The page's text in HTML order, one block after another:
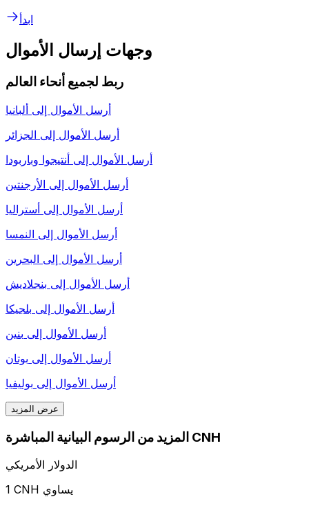
ابدأ
وجهات إرسال الأموال
ربط لجميع أنحاء العالم
أرسل الأموال إلى ألبانيا
أرسل الأموال إلى الجزائر
أرسل الأموال إلى أنتيجوا وباربودا
أرسل الأموال إلى الأرجنتين
أرسل الأموال إلى أستراليا
أرسل الأموال إلى النمسا
أرسل الأموال إلى البحرين
أرسل الأموال إلى بنجلاديش
أرسل الأموال إلى بلجيكا
أرسل الأموال إلى بنين
أرسل الأموال إلى بوتان
أرسل الأموال إلى بوليفيا
عرض المزيد
المزيد من الرسوم البيانية المباشرة CNH
الدولار الأمريكي
1 CNH يساوي